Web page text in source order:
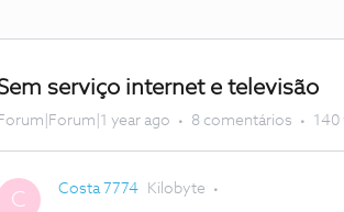
serviço internet e televisão
Forum|Forum|1 year ago 8 comentários 140
C Costa 7774 Kilobyte